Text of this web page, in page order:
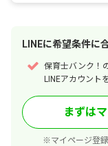
LINEに希望条件に
保育士バンク！
LINEアカウント
まずは
※マイページ登